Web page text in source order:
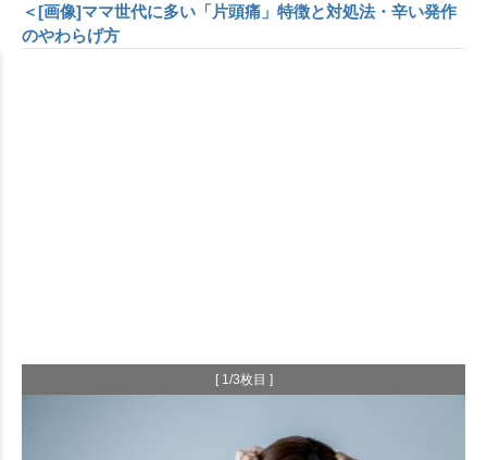
＜[画像]ママ世代に多い「片頭痛」特徴と対処法・辛い発作
のやわらげ方
[ 1/3枚目 ]